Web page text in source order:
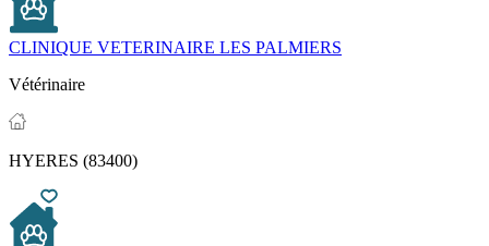
CLINIQUE VETERINAIRE LES PALMIERS
Vétérinaire
HYERES (83400)